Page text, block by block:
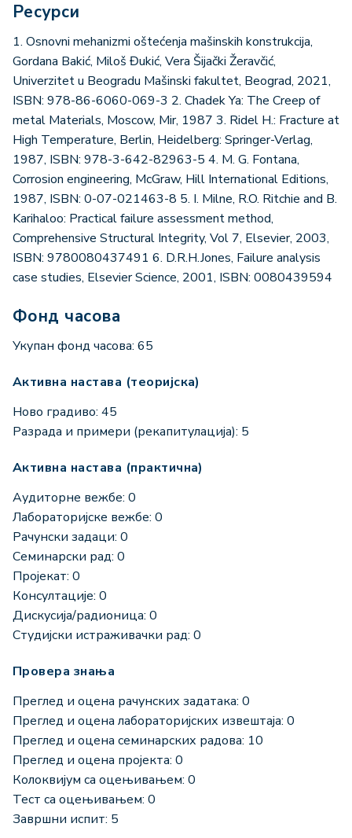
Ресурси
1. Osnovni mehanizmi oštećenja mašinskih konstrukcija,
Gordana Bakić, Miloš Đukić, Vera Šijački Žeravčić,
Univerzitet u Beogradu Mašinski fakultet, Beograd, 2021,
ISBN: 978-86-6060-069-3 2. Chadek Ya: The Creep of
metal Materials, Moscow, Mir, 1987 3. Ridel H.: Fracture at
High Temperature, Berlin, Heidelberg: Springer-Verlag,
1987, ISBN: 978-3-642-82963-5 4. M. G. Fontana,
Corrosion engineering, McGraw, Hill International Editions,
1987, ISBN: 0-07-021463-8 5. I. Milne, R.O. Ritchie and B.
Karihaloo: Practical failure assessment method,
Comprehensive Structural Integrity, Vol 7, Elsevier, 2003,
ISBN: 9780080437491 6. D.R.H.Jones, Failure analysis
case studies, Elsevier Science, 2001, ISBN: 0080439594
Фонд часова
Укупан фонд часова: 65
Активна настава (теоријска)
Ново градиво: 45
Разрада и примери (рекапитулација): 5
Активна настава (практична)
Аудиторне вежбе: 0
Лабораторијске вежбе: 0
Рачунски задаци: 0
Семинарски рад: 0
Пројекат: 0
Консултације: 0
Дискусија/радионица: 0
Студијски истраживачки рад: 0
Провера знања
Преглед и оцена рачунских задатака: 0
Преглед и оцена лабораторијских извештаја: 0
Преглед и оцена семинарских радова: 10
Преглед и оцена пројекта: 0
Колоквијум са оцењивањем: 0
Тест са оцењивањем: 0
Завршни испит: 5